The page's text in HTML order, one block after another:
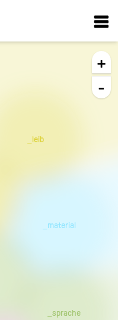
_material
_leib
_sprache
+
-